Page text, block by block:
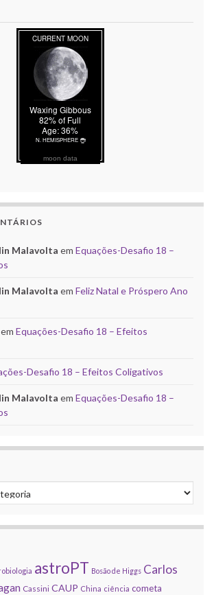
moon data
Malavolta em Equações-Desafio 18 –
Malavolta em Feliz Natal e Próspero Ano
em Equações-Desafio 18 – Efeitos
Desafio 18 – Efeitos Coligativos
Malavolta em Equações-Desafio 18 –
astroPT Bosão de Higgs Carlos
Cassini CAUP China ciência cometa